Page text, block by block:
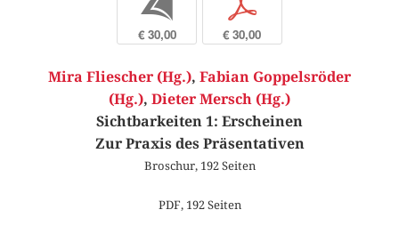
b
€ 30,00
p
€ 30,00
Mira Fliescher (Hg.), Fabian Goppelsröder
(Hg.), Dieter Mersch (Hg.)
Sichtbarkeiten 1: Erscheinen
Zur Praxis des Präsentativen
Broschur, 192 Seiten
PDF, 192 Seiten